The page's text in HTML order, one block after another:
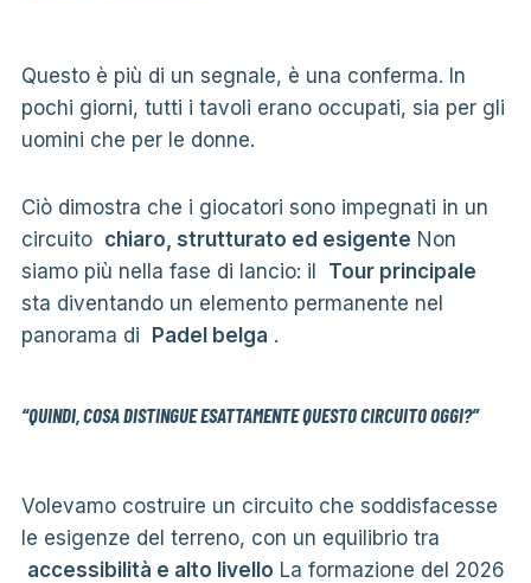
Questo è più di un segnale, è una conferma. In
pochi giorni, tutti i tavoli erano occupati, sia per gli
uomini che per le donne.
Ciò dimostra che i giocatori sono impegnati in un
circuito chiaro, strutturato ed esigente Non
siamo più nella fase di lancio: il Tour principale
sta diventando un elemento permanente nel
panorama di Padel belga .
“QUINDI, COSA DISTINGUE ESATTAMENTE QUESTO CIRCUITO OGGI?”
Volevamo costruire un circuito che soddisfacesse
le esigenze del terreno, con un equilibrio tra
accessibilità e alto livello La formazione del 2026